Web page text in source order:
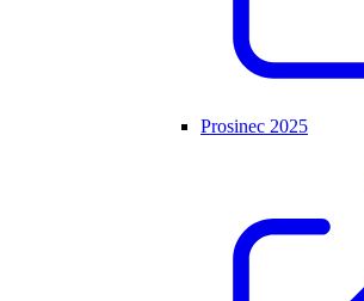
Prosinec 2025